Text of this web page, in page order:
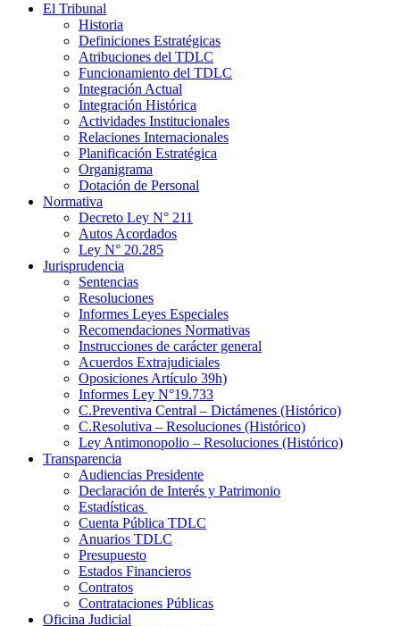
El Tribunal
Historia
Definiciones Estratégicas
Atribuciones del TDLC
Funcionamiento del TDLC
Integración Actual
Integración Histórica
Actividades Institucionales
Relaciones Internacionales
Planificación Estratégica
Organigrama
Dotación de Personal
Normativa
Decreto Ley N° 211
Autos Acordados
Ley N° 20.285
Jurisprudencia
Sentencias
Resoluciones
Informes Leyes Especiales
Recomendaciones Normativas
Instrucciones de carácter general
Acuerdos Extrajudiciales
Oposiciones Artículo 39h)
Informes Ley N°19.733
C.Preventiva Central – Dictámenes (Histórico)
C.Resolutiva – Resoluciones (Histórico)
Ley Antimonopolio – Resoluciones (Histórico)
Transparencia
Audiencias Presidente
Declaración de Interés y Patrimonio
Estadísticas
Cuenta Pública TDLC
Anuarios TDLC
Presupuesto
Estados Financieros
Contratos
Contrataciones Públicas
Oficina Judicial